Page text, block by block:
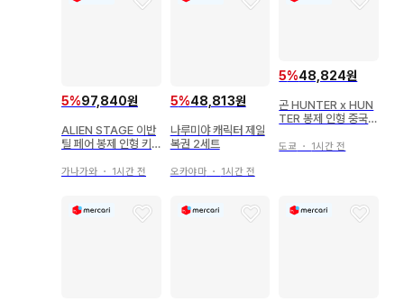
5%97,840원
ALIEN STAGE 이반
틸 페어 봉제 인형 키
가나가와 ・ 1시간 전
5%48,813원
나루미야 캐릭터 제일
복권 2세트
오카야마・ 1시간 전
5%48,824원
곤 HUNTER x HUN
TER 봉제 인형 중국 R
도쿄 ・ 1시간 전